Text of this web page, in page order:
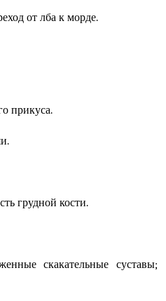
от лба к морде.
прикуса.
грудной кости.
скакательные суставы;